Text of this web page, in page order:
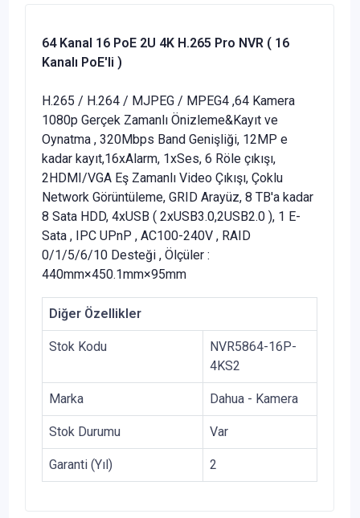
64 Kanal 16 PoE 2U 4K H.265 Pro NVR ( 16
Kanalı PoE'li )
H.265 / H.264 / MJPEG / MPEG4 ,64 Kamera
1080p Gerçek Zamanlı Önizleme&Kayıt ve
Oynatma , 320Mbps Band Genişliği, 12MP e
kadar kayıt,16xAlarm, 1xSes, 6 Röle çıkışı,
2HDMI/VGA Eş Zamanlı Video Çıkışı, Çoklu
Network Görüntüleme, GRID Arayüz, 8 TB'a kadar
8 Sata HDD, 4xUSB ( 2xUSB3.0,2USB2.0 ), 1 E-
Sata , IPC UPnP , AC100-240V , RAID
0/1/5/6/10 Desteği , Ölçüler :
440mm×450.1mm×95mm
Diğer Özellikler
Stok Kodu
NVR5864-16P-
4KS2
Marka Dahua - Kamera
Stok Durumu Var
Garanti (Yıl) 2